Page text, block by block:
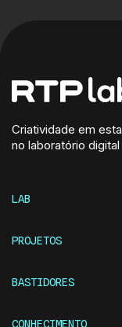
Criatividade em
no laboratório digital
LAB
PROJETOS
BASTIDORES
CONHECIMENTO